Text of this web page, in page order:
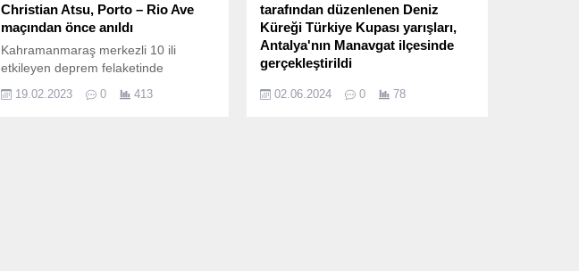
Christian Atsu, Porto – Rio Ave
maçından önce anıldı
Kahramanmaraş merkezli 10 ili
etkileyen deprem felaketinde
altında kalan Atakaş Hatayspor’un 31
19.02.2023 0 413
tarafından düzenlenen Deniz
Küreği Türkiye Kupası yarışları,
Antalya'nın Manavgat ilçesinde
gerçekleştirildi
Antalya’nın Manavgat ilçesinde
02.06.2024 0 78